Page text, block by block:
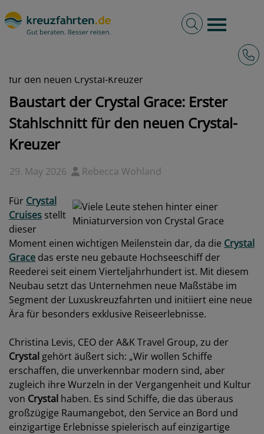
Burger
Volltextsuche
2026 - Baustart der Crystal Grace: Erster Stahlschnitt
für den neuen Crystal-Kreuzer
Baustart der Crystal Grace: Erster
Stahlschnitt für den neuen Crystal-
Kreuzer
29. May 2026 Rebecca Wohland
Für Crystal
Cruises stellt
dieser
Moment einen wichtigen Meilenstein dar, da die Crystal
Grace das erste neu gebaute Hochseeschiff der
Reederei seit einem Vierteljahrhundert ist. Mit diesem
Neubau setzt das Unternehmen neue Maßstäbe im
Segment der Luxuskreuzfahrten und initiiert eine neue
Ära für besonders exklusive Reiseerlebnisse.
Christina Levis, CEO der A&K Travel Group, zu der
Crystal gehört äußert sich: „Wir wollen Schiffe
erschaffen, die unverkennbar modern sind, aber
zugleich ihre Wurzeln in der Vergangenheit und Kultur
von Crystal haben. Es sind Schiffe, die das überaus
großzügige Raumangebot, den Service an Bord und
einzigartige Erlebnisse spielerisch auf einzigartige